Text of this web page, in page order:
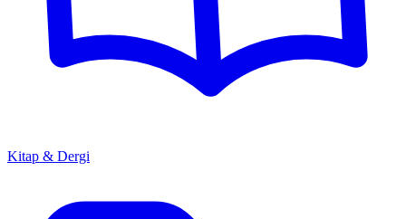
Kitap & Dergi